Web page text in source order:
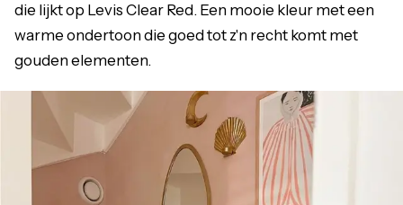
die lijkt op Levis Clear Red. Een mooie kleur met een
warme ondertoon die goed tot z'n recht komt met
gouden elementen.